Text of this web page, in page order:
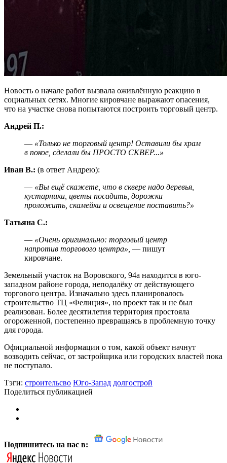
Новость о начале работ вызвала оживлённую реакцию в
социальных сетях. Многие кировчане выражают опасения,
что на участке снова попытаются построить торговый центр.
Андрей П.:
— «Только не торговый центр! Оставили бы храм
в покое, сделали бы ПРОСТО СКВЕР...»
Иван В.: (в ответ Андрею):
— «Вы ещё скажете, что в сквере надо деревья,
кустарники, цветы посадить, дорожки
проложить, скамейки и освещение поставить?»
Татьяна С.:
— «Очень оригинально: торговый центр
напротив торгового центра», — пишут
кировчане.
Земельный участок на Воровского, 94а находится в юго-
западном районе города, неподалёку от действующего
торгового центра. Изначально здесь планировалось
строительство ТЦ «Фелиция», но проект так и не был
реализован. Более десятилетия территория простояла
огороженной, постепенно превращаясь в проблемную точку
для города.
Официальной информации о том, какой объект начнут
возводить сейчас, от застройщика или городских властей пока
не поступало.
Тэги: строительсво Юго-Запад долгострой
Поделиться публикацией
Подпишитесь на нас в: